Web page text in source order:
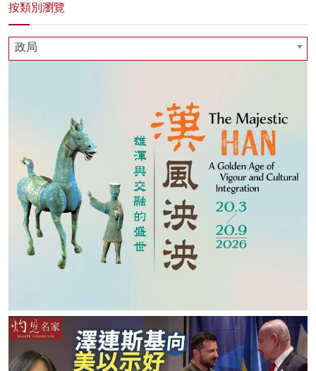
按類別瀏覽
政局